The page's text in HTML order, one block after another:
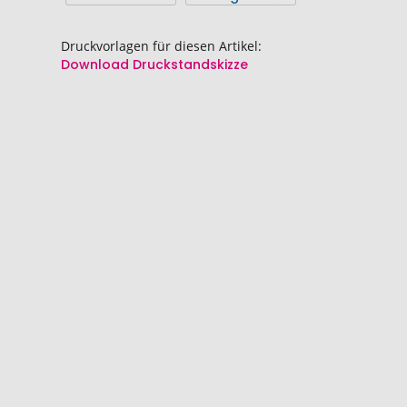
Druckvorlagen für diesen Artikel:
Download Druckstandskizze